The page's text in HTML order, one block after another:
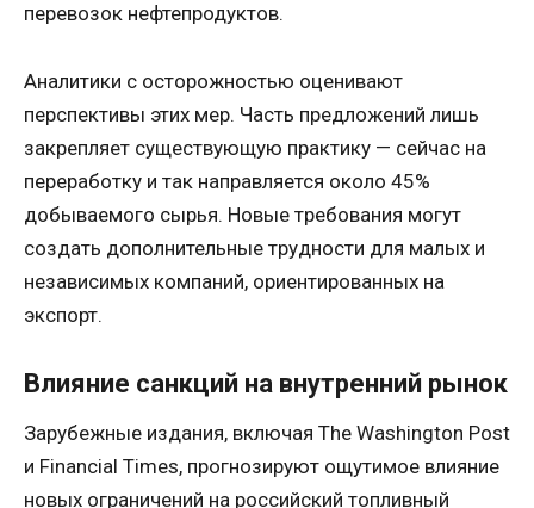
перевозок нефтепродуктов.
Аналитики с осторожностью оценивают
перспективы этих мер. Часть предложений лишь
закрепляет существующую практику — сейчас на
переработку и так направляется около 45%
добываемого сырья. Новые требования могут
создать дополнительные трудности для малых и
независимых компаний, ориентированных на
экспорт.
Влияние санкций на внутренний рынок
Зарубежные издания, включая The Washington Post
и Financial Times, прогнозируют ощутимое влияние
новых ограничений на российский топливный